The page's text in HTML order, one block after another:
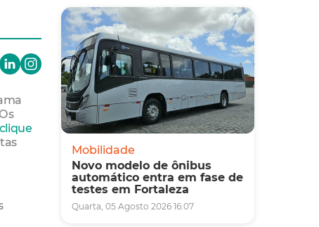
Mobilidade
Novo modelo de ônibus
automático entra em fase de
testes em Fortaleza
Quarta, 05 Agosto 2026 16:07